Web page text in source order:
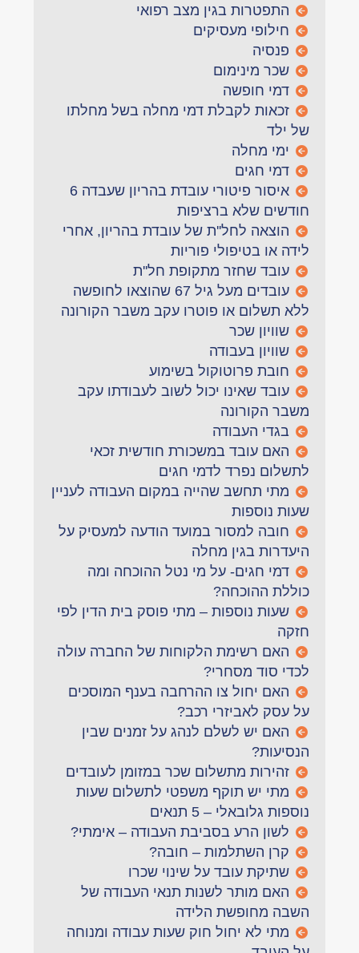
התפטרות בגין מצב רפואי
חילופי מעסיקים
פנסיה
שכר מינימום
דמי חופשה
זכאות לקבלת דמי מחלה בשל מחלתו
של ילד
ימי מחלה
דמי חגים
איסור פיטורי עובדת בהריון שעבדה 6
חודשים שלא ברציפות
הוצאה לחל''ת של עובדת בהריון, אחרי
לידה או בטיפולי פוריות
עובד שחזר מתקופת חל''ת
עובדים מעל גיל 67 שהוצאו לחופשה
ללא תשלום או פוטרו עקב משבר הקורונה
שוויון שכר
שוויון בעבודה
חובת פרוטוקול בשימוע
עובד שאינו יכול לשוב לעבודתו עקב
משבר הקורונה
בגדי העבודה
האם עובד במשכורת חודשית זכאי
לתשלום נפרד לדמי חגים
מתי תחשב שהייה במקום העבודה לעניין
שעות נוספות
חובה למסור במועד הודעה למעסיק על
היעדרות בגין מחלה
דמי חגים- על מי נטל ההוכחה ומה
כוללת ההוכחה?
שעות נוספות – מתי פוסק בית הדין לפי
חזקה
האם רשימת הלקוחות של החברה עולה
לכדי סוד מסחרי?
האם יחול צו ההרחבה בענף המוסכים
על עסק לאביזרי רכב?
האם יש לשלם לנהג על זמנים שבין
הנסיעות?
זהירות מתשלום שכר במזומן לעובדים
מתי יש תוקף משפטי לתשלום שעות
נוספות גלובאלי – 5 תנאים
לשון הרע בסביבת העבודה – אימתי?
קרן השתלמות – חובה?
שתיקת עובד על שינוי שכרו
האם מותר לשנות תנאי העבודה של
השבה מחופשת הלידה
מתי לא יחול חוק שעות עבודה ומנוחה